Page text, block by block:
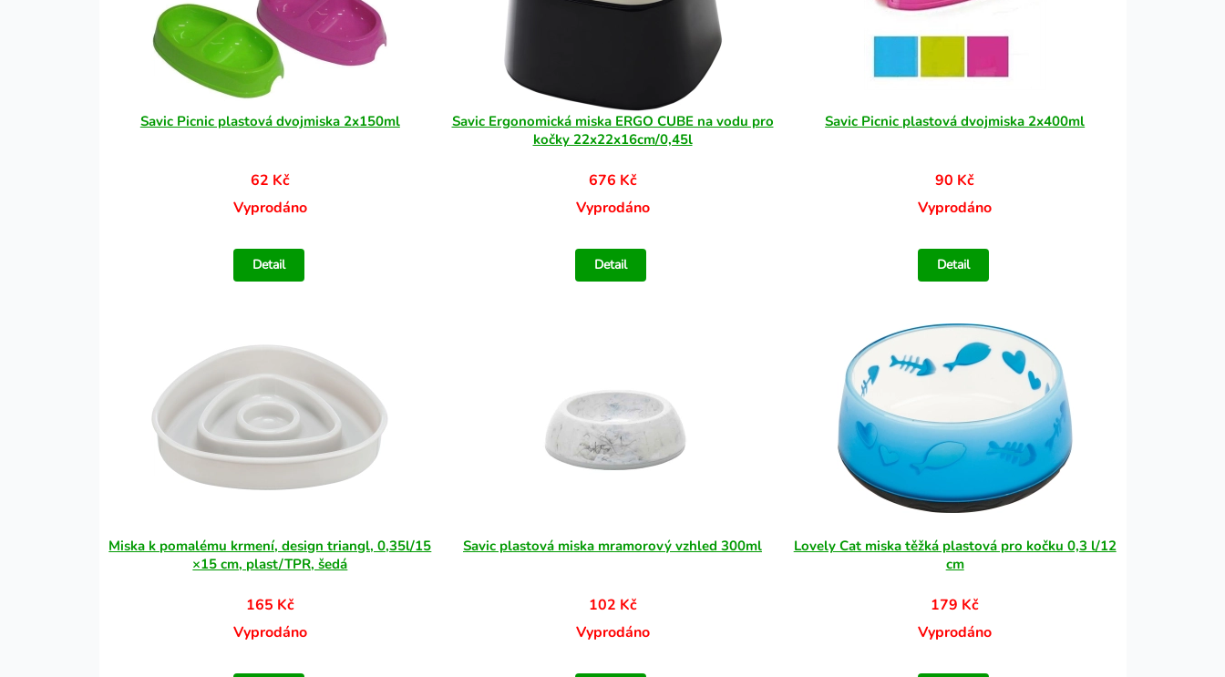
Savic Picnic plastová dvojmiska 2x150ml
62 Kč
Vyprodáno
Detail
Savic Ergonomická miska ERGO CUBE na vodu pro
kočky 22x22x16cm/0,45l
676 Kč
Vyprodáno
Detail
Savic Picnic plastová dvojmiska 2x400ml
90 Kč
Vyprodáno
Detail
Miska k pomalému krmení, design triangl, 0,35l/15
×15 cm, plast/TPR, šedá
165 Kč
Vyprodáno
Savic plastová miska mramorový vzhled 300ml
102 Kč
Vyprodáno
Lovely Cat miska těžká plastová pro kočku 0,3 l/12
cm
179 Kč
Vyprodáno